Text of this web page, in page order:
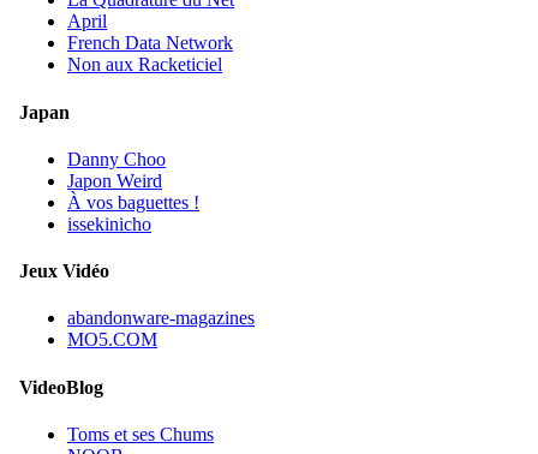
April
French Data Network
Non aux Racketiciel
Japan
Danny Choo
Japon Weird
À vos baguettes !
issekinicho
Jeux Vidéo
abandonware-magazines
MO5.COM
VideoBlog
Toms et ses Chums